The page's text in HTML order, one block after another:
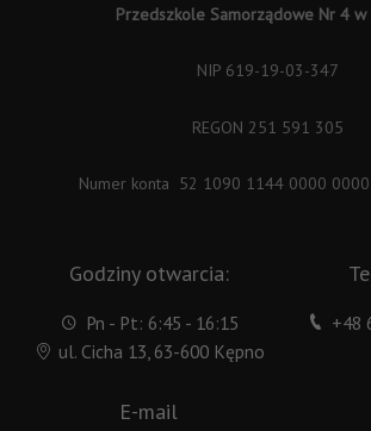
Przedszkole Samorządowe Nr 4 w
NIP 619-19-03-347
REGON 251 591 305
Numer konta 52 1090 1144 0000
Godziny otwarcia:
Pn - Pt: 6:45 - 16:15
ul. Cicha 13, 63-600 Kępno
+48
E-mail